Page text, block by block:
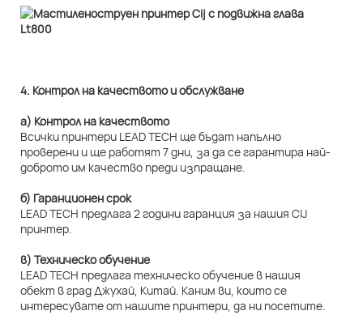
4. Контрол на качеството и обслужване
а) Контрол на качеството
Всички принтери LEAD TECH ще бъдат напълно
проверени и ще работят 7 дни, за да се гарантира най-
доброто им качество преди изпращане.
б) Гаранционен срок
LEAD TECH предлага 2 години гаранция за нашия CIJ
принтер.
в) Техническо обучение
LEAD TECH предлага техническо обучение в нашия
обект в град Джухай, Китай. Каним ви, които се
интересувате от нашите принтери, да ни посетите.